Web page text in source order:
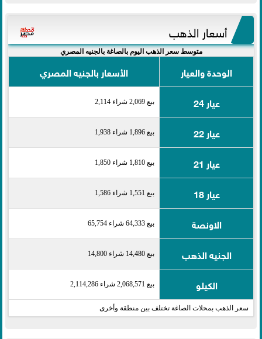
أسعار الذهب
متوسط سعر الذهب اليوم بالصاغة بالجنيه المصري
الوحدة والعيار
الأسعار بالجنيه المصري
عيار 24
بيع 2,069 شراء 2,114
عيار 22 بيع 1,896 شراء 1,938
عيار 21 بيع 1,810 شراء 1,850
عيار 18 بيع 1,551 شراء 1,586
الاونصة بيع 64,333 شراء 65,754
الجنيه الذهب بيع 14,480 شراء 14,800
الكيلو بيع 2,068,571 شراء 2,114,286
سعر الذهب بمحلات الصاغة تختلف بين منطقة وأخرى